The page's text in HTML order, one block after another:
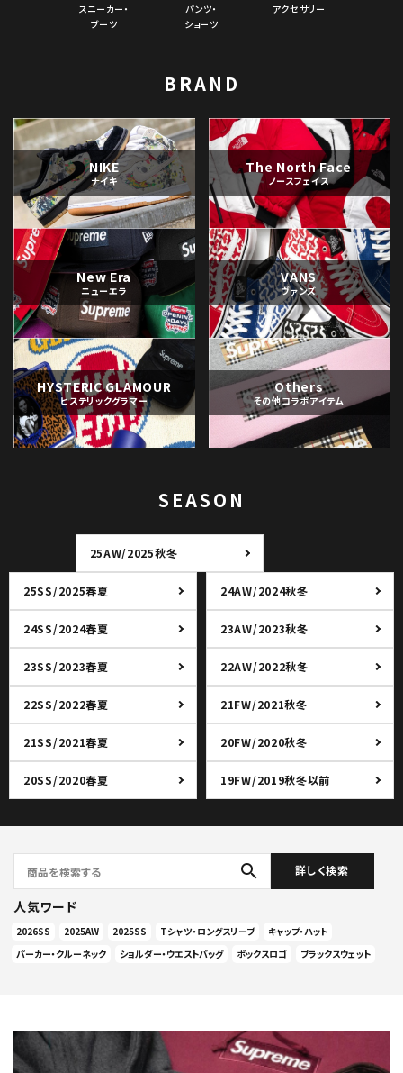
スニーカー・
ブーツ
パンツ・
ショーツ
アクセサリー
BRAND
NIKE
ナイキ
The North Face
ノースフェイス
New Era
ニューエラ
VANS
ヴァンズ
HYSTERIC GLAMOUR
ヒステリックグラマー
Others
その他コラボアイテム
SEASON
25AW/2025秋冬
25SS/2025春夏 24AW/2024秋冬
24SS/2024春夏 23AW/2023秋冬
23SS/2023春夏 22AW/2022秋冬
22SS/2022春夏 21FW/2021秋冬
21SS/2021春夏 20FW/2020秋冬
20SS/2020春夏 19FW/2019秋冬以前
search 詳しく検索
人気ワード
2026SS 2025AW 2025SS Tシャツ・ロングスリーブ
キャップ・ハット
パーカー・クルーネック
ショルダー・ウエストバッグ ボックスロゴ ブラックスウェット